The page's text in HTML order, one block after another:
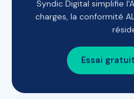
Syndic Digital simplifie
charges, la conformité
Essai